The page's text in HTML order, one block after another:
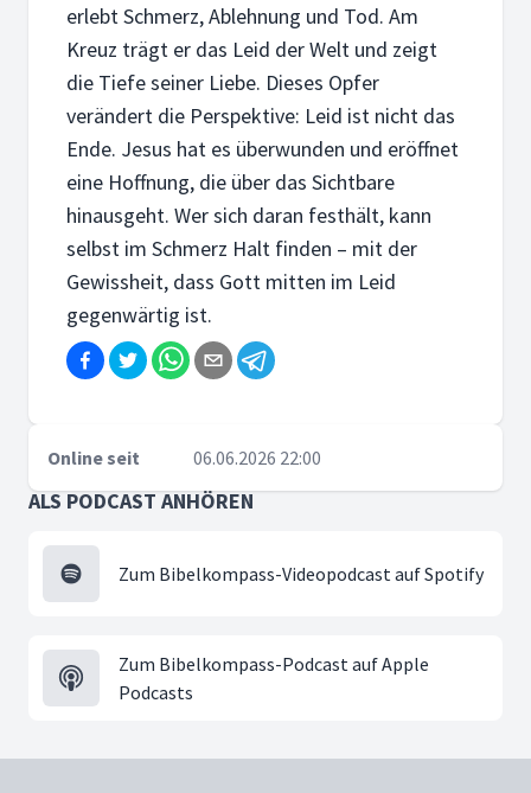
erlebt Schmerz, Ablehnung und Tod. Am
Kreuz trägt er das Leid der Welt und zeigt
die Tiefe seiner Liebe. Dieses Opfer
verändert die Perspektive: Leid ist nicht das
Ende. Jesus hat es überwunden und eröffnet
eine Hoffnung, die über das Sichtbare
hinausgeht. Wer sich daran festhält, kann
selbst im Schmerz Halt finden – mit der
Gewissheit, dass Gott mitten im Leid
gegenwärtig ist.
Online seit 06.06.2026 22:00
ALS PODCAST ANHÖREN
Zum Bibelkompass-Videopodcast auf Spotify
Zum Bibelkompass-Podcast auf Apple
Podcasts